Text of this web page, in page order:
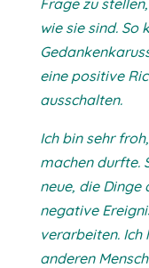
Frage zu
wie sie sind. So
eine positive
ausschalten.
Ich bin sehr
machen durfte.
neue, die
negative
verarbeiten. Ich
anderen